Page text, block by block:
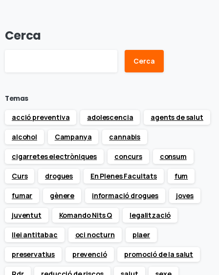
Cerca
Cerca
Temas
acció preventiva
adolescencia agents de salut
alcohol Campanya cannabis
cigarretes electròniques concurs consum
Curs drogues En Plenes Facultats fum
fumar gènere informació drogues joves
juventut Komando Nits Q legalització
llei antitabac oci nocturn plaer
preservatius prevenció promoció de la salut